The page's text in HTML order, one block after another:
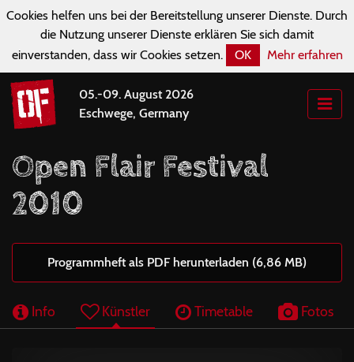
Cookies helfen uns bei der Bereitstellung unserer Dienste. Durch
die Nutzung unserer Dienste erklären Sie sich damit
einverstanden, dass wir Cookies setzen.
OK Mehr erfahren
05.-09. August 2026
Eschwege, Germany
Open Flair Festival
2010
Programmheft als PDF herunterladen (6,86 MB)
Info Künstler Timetable Fotos